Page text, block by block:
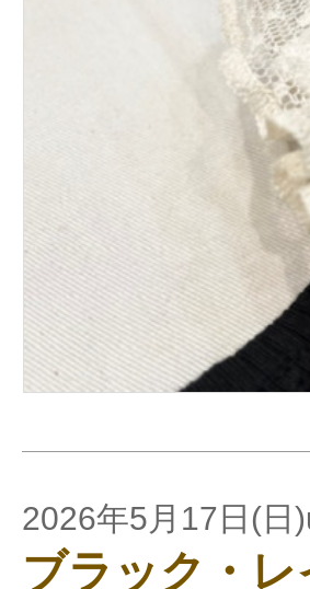
2026年5月17日(日
ブラック・レ